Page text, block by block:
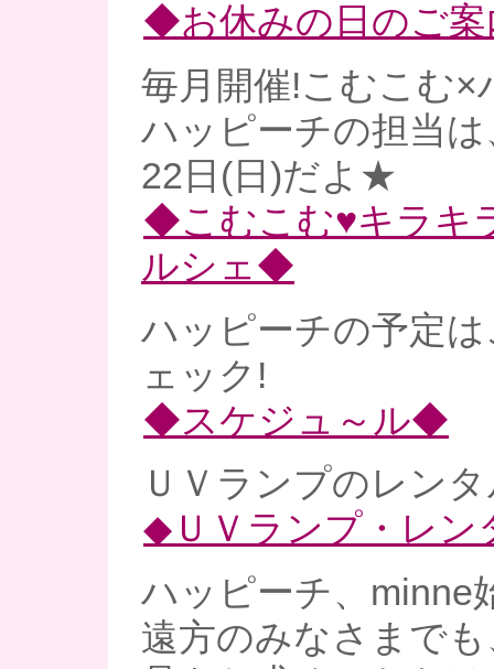
◆お休みの日のご
毎月開催!こむこむ×
ハッピーチの担当
22日(日)だよ★
◆こむこむ♥キラキ
ルシェ◆
ハッピーチの予定
ェック!
◆スケジュ～ル◆
ＵＶランプのレン
◆ＵＶランプ・レ
ハッピーチ、minne
遠方のみなさまで